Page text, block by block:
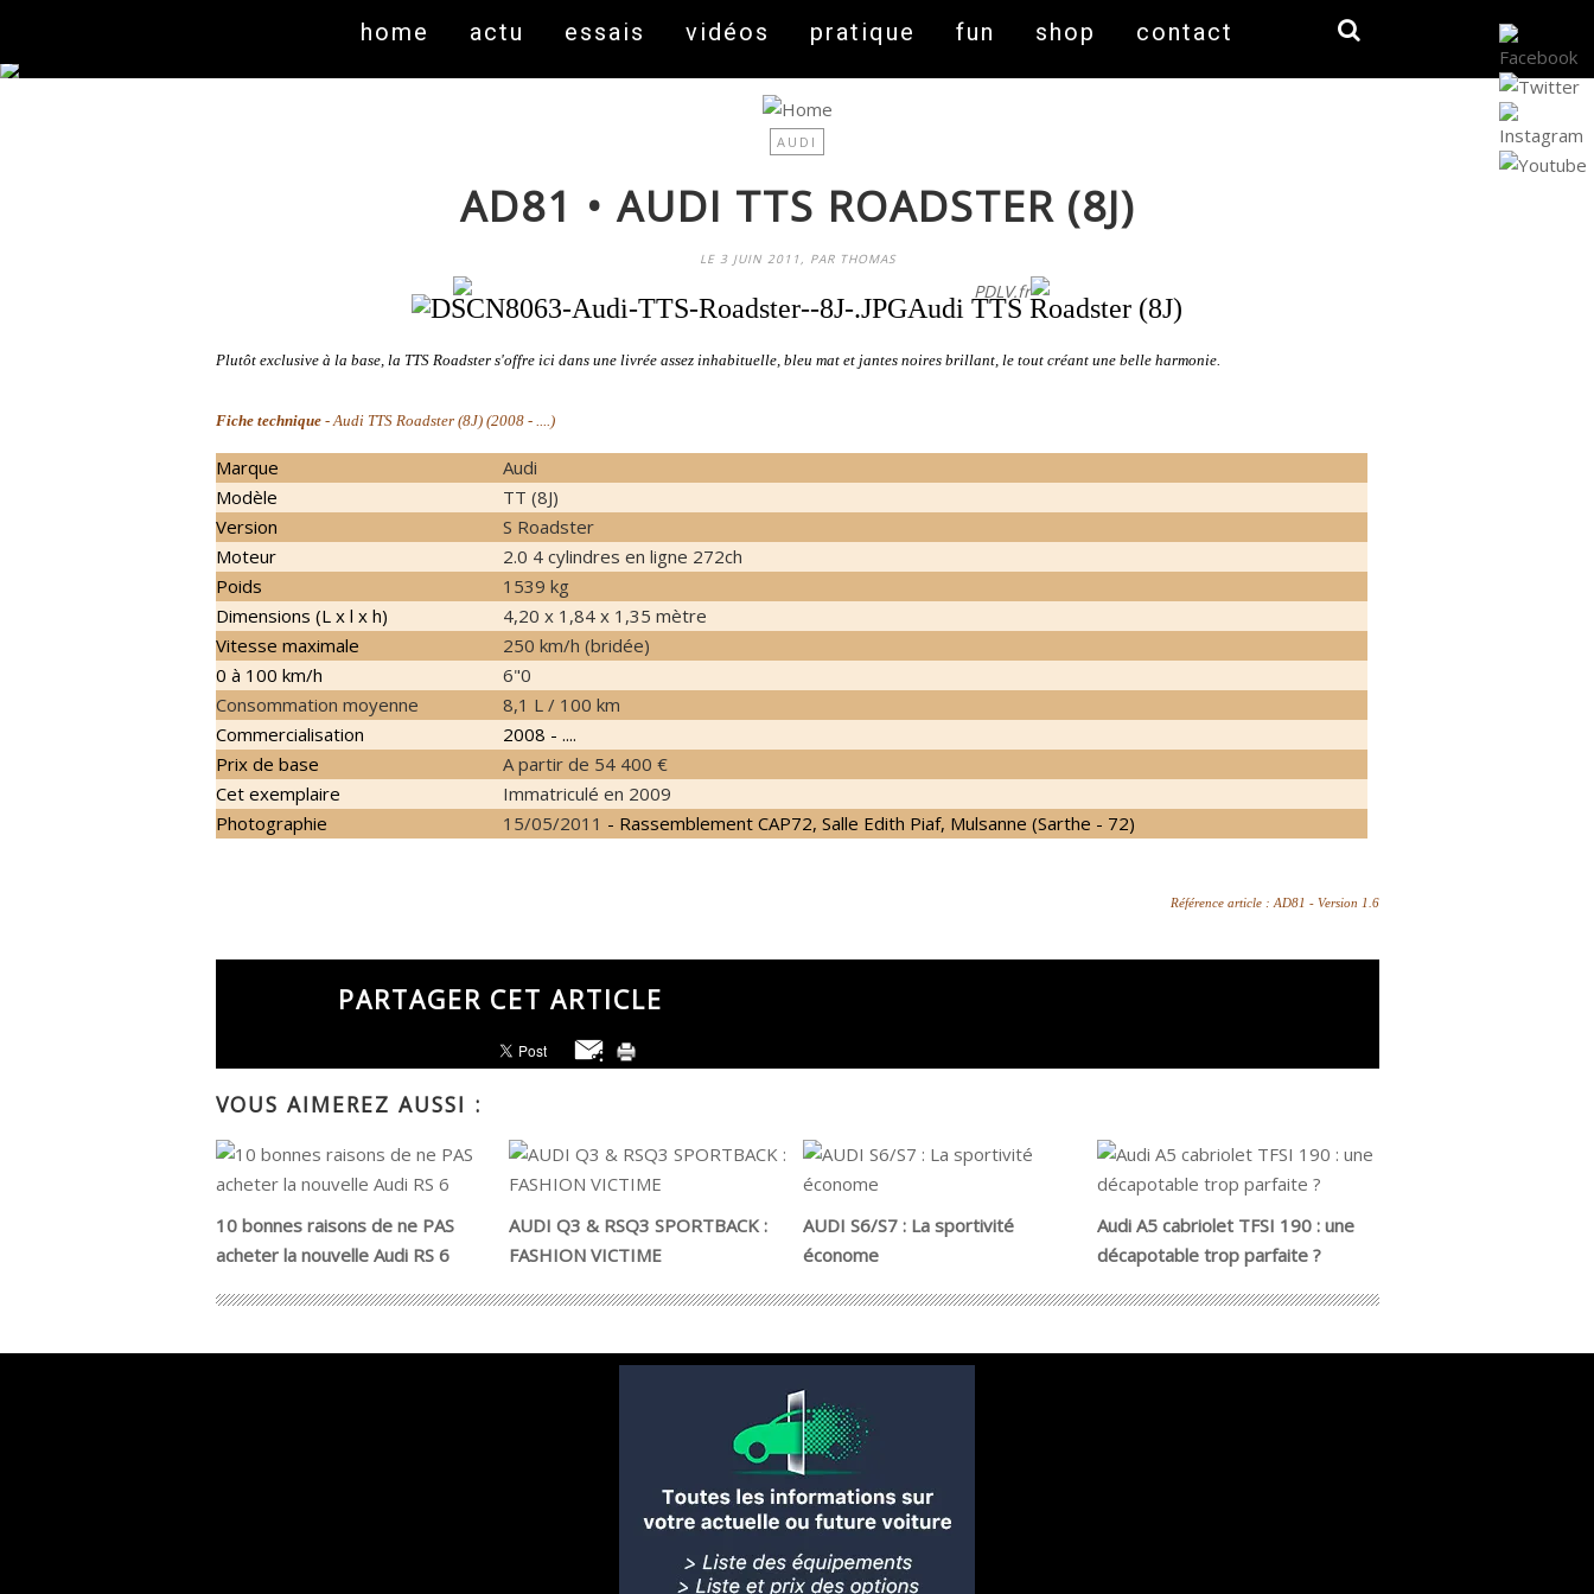
PDLV.fr
home actu essais vidéos pratique fun shop contact
AUDI
AD81 • AUDI TTS ROADSTER (8J)
LE 3 JUIN 2011, PAR THOMAS
Audi TTS Roadster (8J)
Plutôt exclusive à la base, la TTS Roadster s'offre ici dans une livrée assez inhabituelle, bleu mat et jantes noires brillant, le tout créant une belle harmonie.
Fiche technique- Audi TTS Roadster (8J) (2008 - ....)
Marque
Audi
Modèle
TT (8J)
Version
S Roadster
Moteur
2.0 4 cylindres en ligne 272ch
Poids
1539 kg
Dimensions (L x l x h)
4,20 x 1,84 x 1,35 mètre
Vitesse maximale
250 km/h (bridée)
0 à 100 km/h
6"0
Consommation moyenne
8,1 L / 100 km
Commercialisation
2008 - ....
Prix de base
A partir de 54 400 €
Cet exemplaire
Immatriculé en 2009
Photographie
15/05/2011 - Rassemblement CAP72, Salle Edith Piaf, Mulsanne (Sarthe - 72)
Référence article : AD81 - Version 1.6
PARTAGER CET ARTICLE
VOUS AIMEREZ AUSSI :
10 bonnes raisons de ne PAS
acheter la nouvelle Audi RS 6
AUDI Q3 & RSQ3 SPORTBACK :
FASHION VICTIME
AUDI S6/S7 : La sportivité
économe
Audi A5 cabriolet TFSI 190 : une
décapotable trop parfaite ?